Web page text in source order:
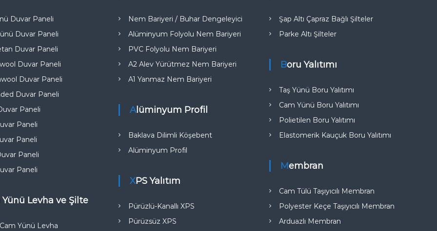
Duvar Paneli
Duvar Paneli
Duvar Paneli
Duvar Paneli
Duvar Paneli
Duvar Paneli
Paneli
Paneli
Paneli
Paneli
Paneli
Yünü Levha ve Şilte
Cam Yünü Levha
Nem Bariyeri / Buhar Dengeleyici
Alüminyum Folyolu Nem Bariyeri
PVC Folyolu Nem Bariyeri
A2 Alev Yürütmez Nem Bariyeri​
A1 Yanmaz Nem Bariyeri​
Alüminyum Profil
Baklava Dilimli Köşebent
Alüminyum Profil
XPS Yalıtım
Pürüzlü-Kanallı XPS
Pürüzsüz XPS
Şap Altı Çapraz Bağlı Şilteler
Parke Altı Şilteler
Boru Yalıtımı
Taş Yünü Boru Yalıtımı
Cam Yünü Boru Yalıtımı
Polietilen Boru Yalıtımı
Elastomerik Kauçuk Boru Yalıtımı
Membran
Cam Tülü Taşıyıcılı Membran
Polyester Keçe Taşıyıcılı Membran
Arduazlı Membran